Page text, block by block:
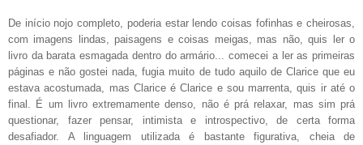
De início nojo completo, poderia estar lendo coisas fofinhas e cheirosas,
com imagens lindas, paisagens e coisas meigas, mas não, quis ler o
livro da barata esmagada dentro do armário... comecei a ler as primeiras
páginas e não gostei nada, fugia muito de tudo aquilo de Clarice que eu
estava acostumada, mas Clarice é Clarice e sou marrenta, quis ir até o
final. É um livro extremamente denso, não é prá relaxar, mas sim prá
questionar, fazer pensar, intimista e introspectivo, de certa forma
desafiador. A linguagem utilizada é bastante figurativa, cheia de